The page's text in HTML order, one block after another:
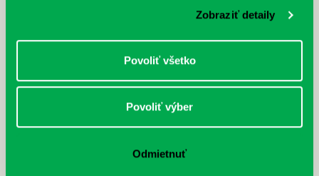
Zobraziť detaily
Povoliť všetko
Povoliť výber
Odmietnuť
Každý deň |Furdekova 1,Haanova 37,Lietavská 16,Prokofievova 5,
Vavilovova 24
Obľúbení knižní hrdinovia už aj v petržalskej knižnici. Mať so
Letné výpožičné hodiny knižnice